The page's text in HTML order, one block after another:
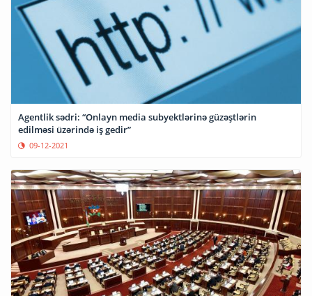
Agentlik sədri: “Onlayn media subyektlərinə güzəştlərin
edilməsi üzərində iş gedir”
09-12-2021